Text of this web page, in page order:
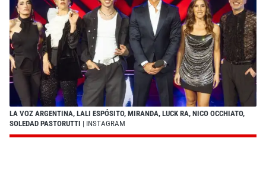
LA VOZ ARGENTINA, LALI ESPÓSITO, MIRANDA, LUCK RA, NICO OCCHIATO,
SOLEDAD PASTORUTTI | INSTAGRAM